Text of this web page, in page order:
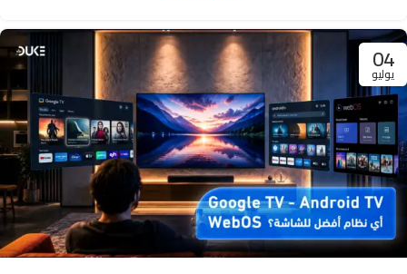
04
يوليو